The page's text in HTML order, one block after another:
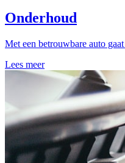
Onderhoud
Met een betrouwbare auto
Lees meer